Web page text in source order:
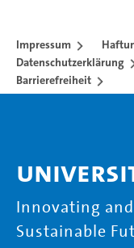
Impressum
Datenschutzerklärung
Barrierefreiheit
Innovating
Sustainable